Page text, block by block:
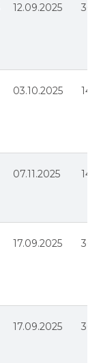
12.09.2025 36
03.10.2025 144
07.11.2025 144
17.09.2025 36
17.09.2025 36